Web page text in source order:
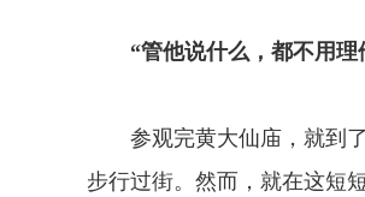
“管他说什么，都不用
参观完黄大仙庙，就到了
步行过街。然而，就在这短